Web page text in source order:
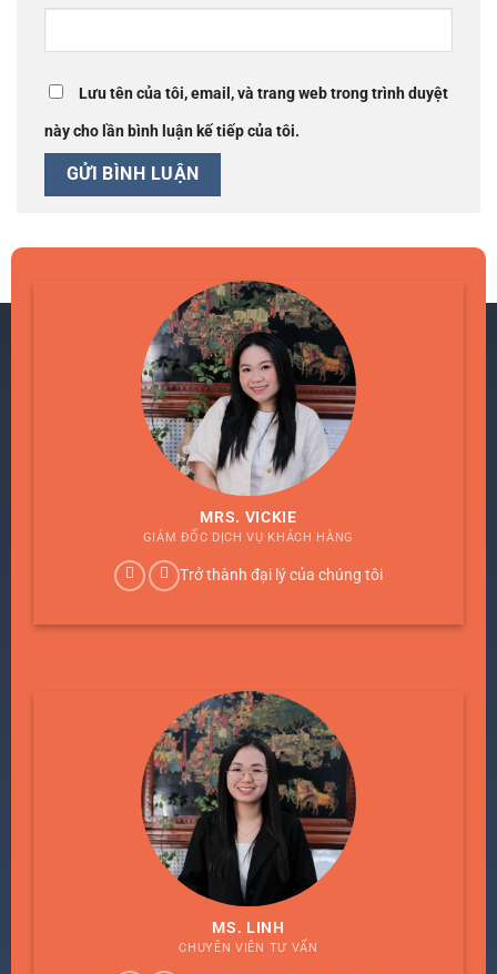
Lưu tên của tôi, email, và trang web trong trình duyệt
này cho lần bình luận kế tiếp của tôi.
MRS. VICKIE
GIÁM ĐỐC DỊCH VỤ KHÁCH HÀNG
Trở thành đại lý của chúng tôi
MS. LINH
CHUYÊN VIÊN TƯ VẤN